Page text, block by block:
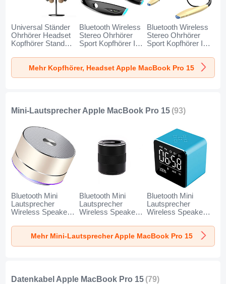
Universal Ständer
Ohrhörer Headset
Kopfhörer Stand
MacBook Pro 15
Schwarz
Bluetooth Wireless
Stereo Ohrhörer
Sport Kopfhörer In
für Apple MacBook
Pro 15 Schwarz
Bluetooth Wireless
Stereo Ohrhörer
Sport Kopfhörer In
für Apple MacBook
Pro 15 Gold
Mehr Kopfhörer, Headset Apple MacBook Pro 15
Mini-Lautsprecher Apple MacBook Pro 15 (93)
Bluetooth Mini
Lautsprecher
Wireless Speaker
Apple MacBook
Pro 15 Gold
Bluetooth Mini
Lautsprecher
Wireless Speaker
Apple MacBook
Pro 15 Schwarz
Bluetooth Mini
Lautsprecher
Wireless Speaker
Apple MacBook
Pro 15 Blau
Mehr Mini-Lautsprecher Apple MacBook Pro 15
Datenkabel Apple MacBook Pro 15 (79)